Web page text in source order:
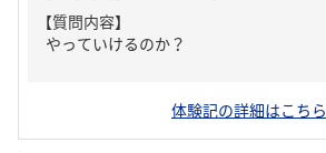
【質問内容】
やっていけるのか？
体験記の詳細はこちら